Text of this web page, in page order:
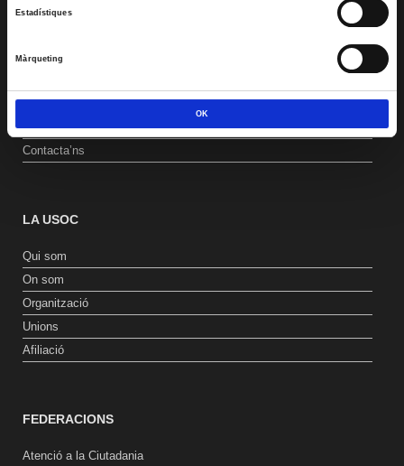
Estadístiques
Màrqueting
OK
SERVEIS
Assessoria
Formació
Promocions
Contacta’ns
LA USOC
Qui som
On som
Organització
Unions
Afiliació
FEDERACIONS
Atenció a la Ciutadania